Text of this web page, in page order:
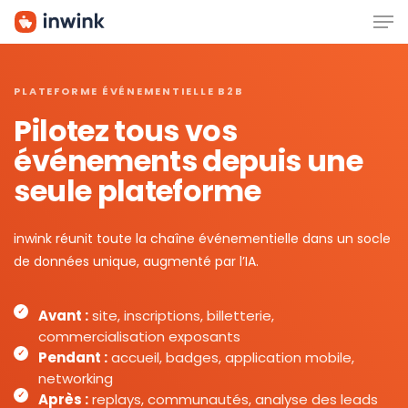
Skip
PLATEFORME ÉVÉNEMENTIELLE B2B
Pilotez tous vos
événements depuis une
seule plateforme
inwink réunit toute la chaîne événementielle dans un socle
de données unique, augmenté par l’IA.
Avant :site, inscriptions, billetterie,
commercialisation exposants
Pendant :accueil, badges, application mobile,
networking
Après :replays, communautés, analyse des leads